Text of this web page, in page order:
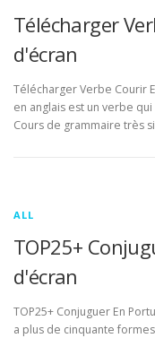
Télécharger
d'écran
Télécharger Verbe Courir
en anglais est un verbe
Cours de grammaire très
ALL
TOP25+
d'écran
TOP25+ Conjuguer En
a plus de cinquante